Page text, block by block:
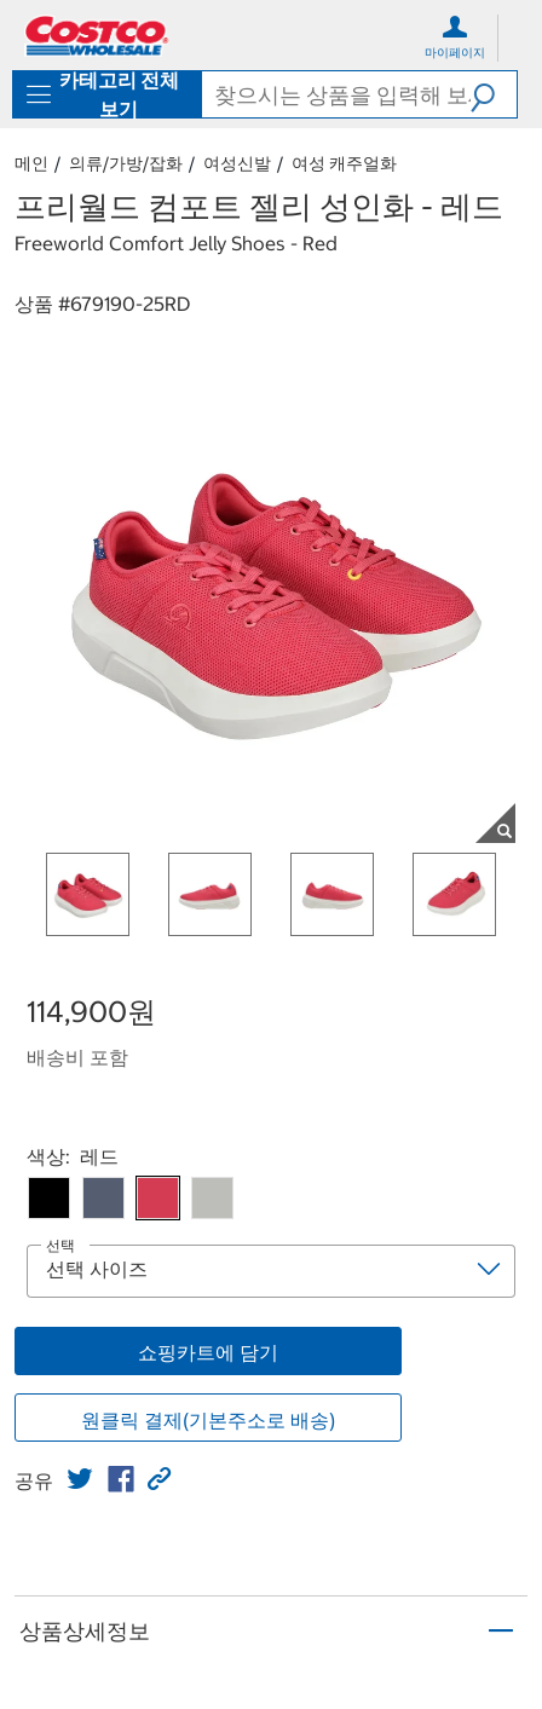
로
기
가
마이페이지
카테고리 전체
보기
메인 의류/가방/잡화 여성신발 여성 캐주얼화
프리월드 컴포트 젤리 성인화 - 레드
Freeworld Comfort Jelly Shoes - Red
상품 #679190-25RD
114,900원
배송비 포함
Select product
색상: 레드
선택
쇼핑카트에 담기
원클릭 결제(기본주소로 배송)
공유
상품상세정보